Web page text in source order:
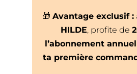
🎁 Avantage exclusif :
HILDE, profite de
l’abonnement annuel
ta première